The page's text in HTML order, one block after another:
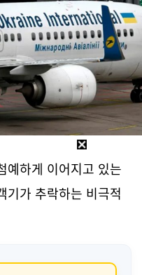
예하게 이어지고 있는
기가 추락하는 비극적